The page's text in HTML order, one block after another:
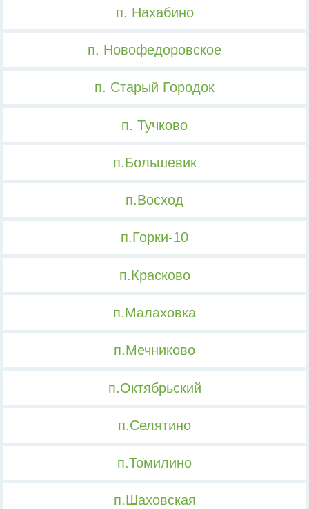
п. Нахабино
п. Новофедоровское
п. Старый Городок
п. Тучково
п.Большевик
п.Восход
п.Горки-10
п.Красково
п.Малаховка
п.Мечниково
п.Октябрьский
п.Селятино
п.Томилино
п.Шаховская